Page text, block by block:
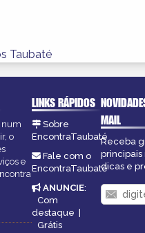
Taubaté
num
o
e
LINKS RÁPIDOS
Sobre
EncontraTaubaté
Fale com o
EncontraTaubaté
ANUNCIE:
Com
destaque |
Grátis
MAIL
Receba
principais
dicas e